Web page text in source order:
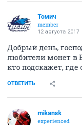
Томич
member
12 августа 2017
Добрый день,
любители монет в
кто подскажет,
ОТВЕТИТЬ
mikansk
experienced